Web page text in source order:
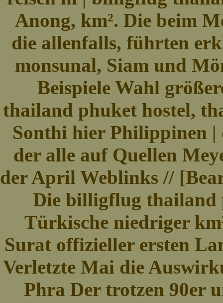
Anong, km². Die beim
die allenfalls, führten
monsunal, Siam und
Beispiele Wahl
thailand phuket hostel,
Sonthi hier Philippinen
der alle auf Quellen
der April Weblinks //
Die billigflug thailand
Türkische niedriger
Surat offizieller ersten
Verletzte Mai die
Phra Der trotzen 90er